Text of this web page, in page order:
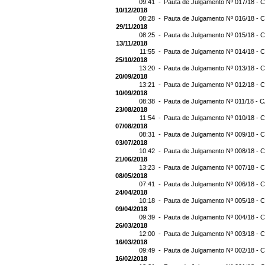
09:41 - Pauta de Julgamento Nº 017/18 -
10/12/2018
08:28 - Pauta de Julgamento Nº 016/18 -
29/11/2018
08:25 - Pauta de Julgamento Nº 015/18 -
13/11/2018
11:55 - Pauta de Julgamento Nº 014/18 -
25/10/2018
13:20 - Pauta de Julgamento Nº 013/18 -
20/09/2018
13:21 - Pauta de Julgamento Nº 012/18 -
10/09/2018
08:38 - Pauta de Julgamento Nº 011/18 -
23/08/2018
11:54 - Pauta de Julgamento Nº 010/18 -
07/08/2018
08:31 - Pauta de Julgamento Nº 009/18 -
03/07/2018
10:42 - Pauta de Julgamento Nº 008/18 -
21/06/2018
13:23 - Pauta de Julgamento Nº 007/18 -
08/05/2018
07:41 - Pauta de Julgamento Nº 006/18 -
24/04/2018
10:18 - Pauta de Julgamento Nº 005/18 -
09/04/2018
09:39 - Pauta de Julgamento Nº 004/18 -
26/03/2018
12:00 - Pauta de Julgamento Nº 003/18 -
16/03/2018
09:49 - Pauta de Julgamento Nº 002/18 -
16/02/2018